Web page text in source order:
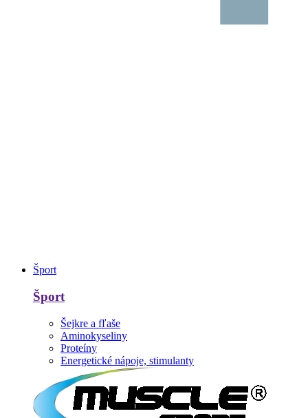
Šport
Šport
Šejkre a fľaše
Aminokyseliny
Proteíny
Energetické nápoje, stimulanty